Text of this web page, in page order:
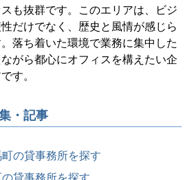
も抜群です。このエリアは、ビジ
だけでなく、歴史と風情が感じら
落ち着いた環境で業務に集中した
がら都心にオフィスを構えたい企
す。
・記事
の貸事務所を探す
貸事務所を探す